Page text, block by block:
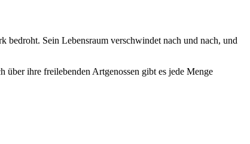
Sein Lebensraum verschwindet nach und nach, und
über ihre freilebenden Artgenossen gibt es jede Menge